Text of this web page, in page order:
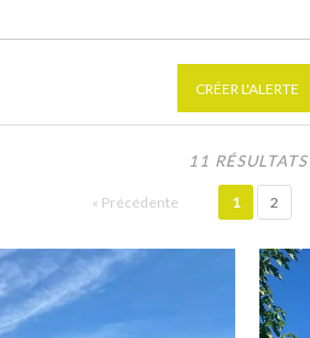
CRÉER L'ALERTE
11 RÉSULTATS
« Précédente 1 2